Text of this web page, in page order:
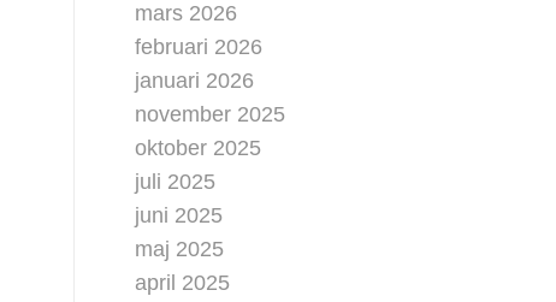
mars 2026
februari 2026
januari 2026
november 2025
oktober 2025
juli 2025
juni 2025
maj 2025
april 2025